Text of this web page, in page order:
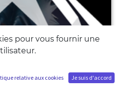
pour vous fournir une
relative aux cookies Je suis d'accord